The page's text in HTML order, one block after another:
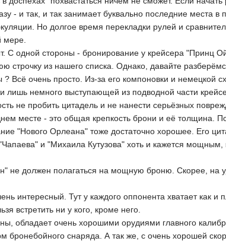
- и так, и так занимает буквально последние места
Но долгое время перекладки рулей и
мере.
С одной стороны - бронирование у крейсера "Принц
строчку из нашего списка. Однако, давайте
Всё очень просто. Из-за его компоновки и немецкой
лишь немного выступающей из подводной части
не пробить цитадель и не нанести серьёзных
месте - это общая крепкость брони и её толщина.
"Нового Орлеана" тоже достаточно хорошее. Его
и "Михаила Кутузова" хоть и кажется
не должен полагаться на мощную броню. Скорее, на
интересный. Тут у каждого оппонента хватает как
встретить ни у кого, кроме него.
обладает очень хорошими орудиями главного
бронебойного снаряда. А так же, с очень хорошей